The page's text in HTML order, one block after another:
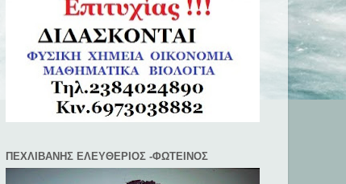
ΠΕΧΛΙΒANΗΣ ΕΛΕΥΘΕΡΙΟΣ -ΦΩΤΕΙΝΟΣ